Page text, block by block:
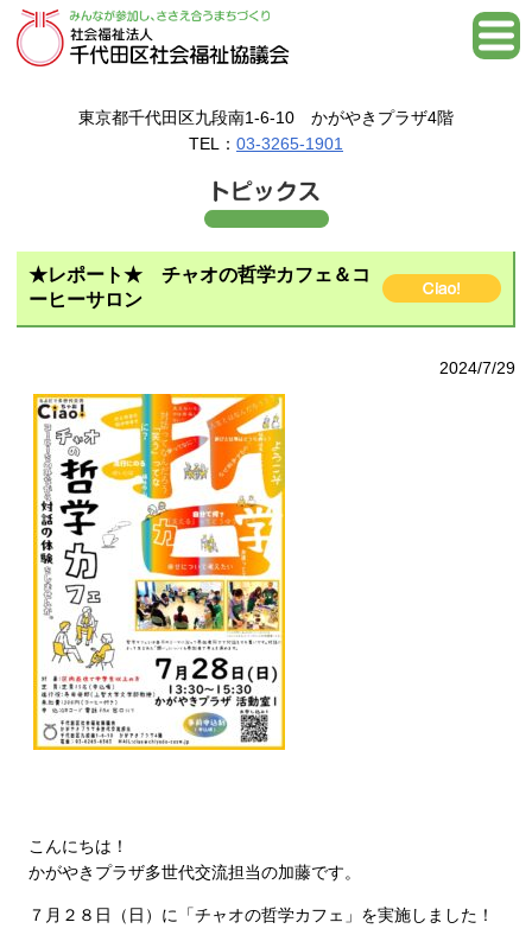
東京都千代田区九段南1-6-10 かがやきプラザ4階
TEL： 03-3265-1901
★レポート★ チャオの哲学カフェ＆コ
ーヒーサロン
2024/7/29
こんにちは！
かがやきプラザ多世代交流担当の加藤です。
７月２８日（日）に「チャオの哲学カフェ」を実施しました！